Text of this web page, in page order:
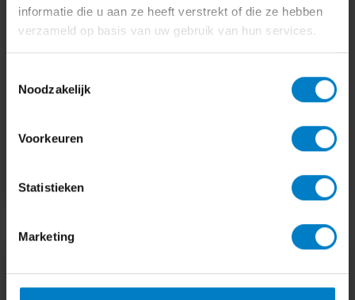
informatie die u aan ze heeft verstrekt of die ze hebben
verzameld op basis van uw gebruik van hun services.
Noodzakelijk
Voorkeuren
Statistieken
Marketing
Online Administratie Administratie automatiseren
Financiële administratie
+2
06 - 24 72 21 16